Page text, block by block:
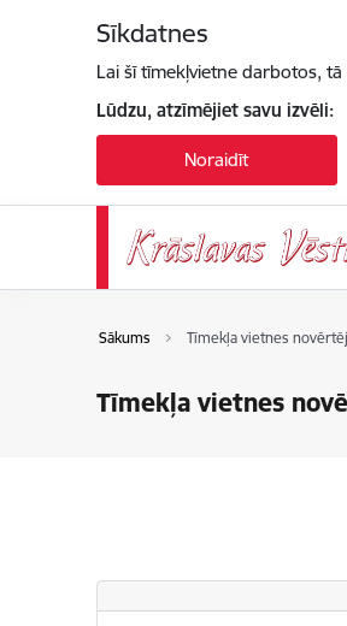
Sīkdatnes
Lai šī tīmekļvietne darbotos,
Lūdzu, atzīmējiet savu izvēli:
Noraidīt
Sākums Tīmekļa vietnes
Tīmekļa vietnes
Vai šī informācija bija